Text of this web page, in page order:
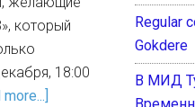
который
18:00
more...]
Regular
Gokdere
В МИД